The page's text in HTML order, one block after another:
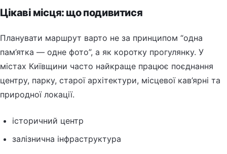
Цікаві місця: що подивитися
Планувати маршрут варто не за принципом “одна
пам’ятка — одне фото”, а як коротку прогулянку. У
містах Київщини часто найкраще працює поєднання
центру, парку, старої архітектури, місцевої кав’ярні та
природної локації.
історичний центр
залізнична інфраструктура